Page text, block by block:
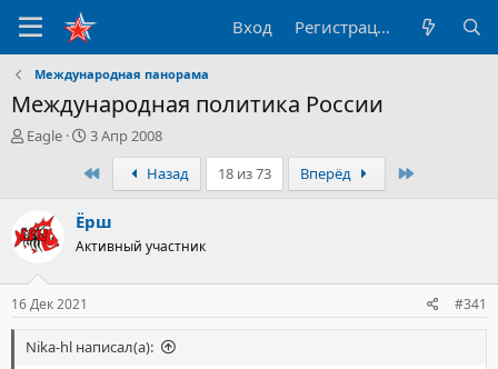
Вход Регистрация
Международная панорама
Международная политика России
А
т
е
м
ы
Eagle
Д
т
н
а
ч
3 Апр 2008
ПервыйНазад 18 из 73 Вперёд
Ёрш
Активный участник
16 Дек 2021 #341
Nika-hl написал(а):